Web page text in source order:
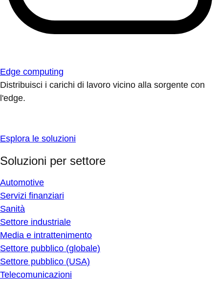
Edge computing
Distribuisci i carichi di lavoro vicino alla sorgente con
l'edge.
Esplora le soluzioni
Soluzioni per settore
Automotive
Servizi finanziari
Sanità
Settore industriale
Media e intrattenimento
Settore pubblico (globale)
Settore pubblico (USA)
Telecomunicazioni